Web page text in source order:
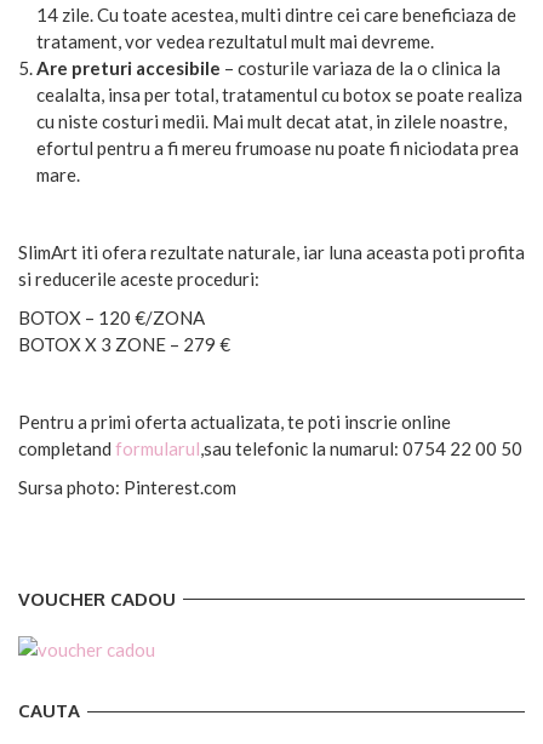
14 zile. Cu toate acestea, multi dintre cei care beneficiaza de
tratament, vor vedea rezultatul mult mai devreme.
Are preturi accesibile – costurile variaza de la o clinica la
cealalta, insa per total, tratamentul cu botox se poate realiza
cu niste costuri medii. Mai mult decat atat, in zilele noastre,
efortul pentru a fi mereu frumoase nu poate fi niciodata prea
mare.
SlimArt iti ofera rezultate naturale, iar luna aceasta poti profita
si reducerile aceste proceduri:
BOTOX – 120 €/ZONA
BOTOX X 3 ZONE – 279 €
Pentru a primi oferta actualizata, te poti inscrie online
completand formularul,sau telefonic la numarul: 0754 22 00 50
Sursa photo: Pinterest.com
VOUCHER CADOU
CAUTA